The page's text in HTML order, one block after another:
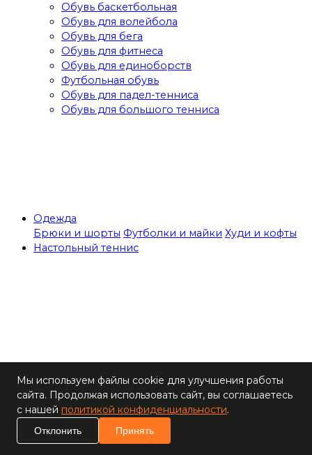
Обувь баскетбольная
Обувь для волейбола
Обувь для бега
Обувь для фитнеса
Обувь для единоборств
Футбольная обувь
Обувь для падел-тенниса
Обувь для большого тенниса
Одежда
Брюки и шорты Футболки и майки Худи и кофты
Настольный теннис
Ракетки
Накладки для
ракеток
ракеток
Мы используем файлы cookie для улучшения работы
сайта. Продолжая использовать сайт, вы соглашаетесь
с нашей политикой конфиденциальности.
Отклонить Принять